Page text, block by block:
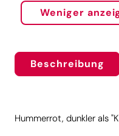
Weniger
Beschreibung
Hummerrot, dunkler als